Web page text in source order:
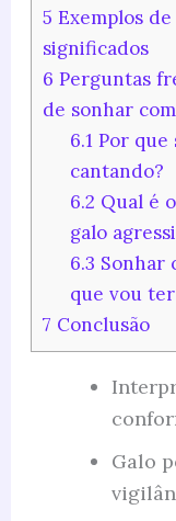
5 Exemplos
significados
6 Perguntas
de sonhar
6.1 Por que
cantando?
6.2 Qual é
galo
6.3 Sonhar
que vou
7 Conclusão
Galo